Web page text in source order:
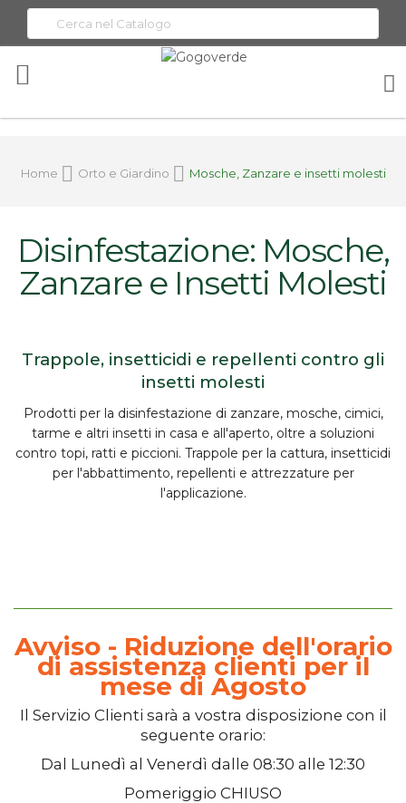
Home Orto e Giardino Mosche, Zanzare e insetti molesti
Disinfestazione: Mosche,
Zanzare e Insetti Molesti
Trappole, insetticidi e repellenti contro gli
insetti molesti
Prodotti per la disinfestazione di zanzare, mosche, cimici,
tarme e altri insetti in casa e all'aperto, oltre a soluzioni
contro topi, ratti e piccioni. Trappole per la cattura, insetticidi
per l'abbattimento, repellenti e attrezzature per
l'applicazione.
Avviso - Riduzione dell'orario
di assistenza clienti per il
mese di Agosto
Il Servizio Clienti sarà a vostra disposizione con il
seguente orario:
Dal Lunedì al Venerdì dalle 08:30 alle 12:30
Pomeriggio CHIUSO